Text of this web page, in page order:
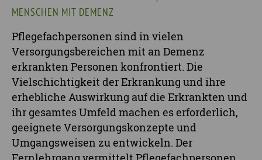
MENSCHEN MIT DEMENZ
Pflegefachpersonen sind in vielen
Versorgungsbereichen mit an Demenz
erkrankten Personen konfrontiert. Die
Vielschichtigkeit der Erkrankung und ihre
erhebliche Auswirkung auf die Erkrankten und
ihr gesamtes Umfeld machen es erforderlich,
geeignete Versorgungskonzepte und
Umgangsweisen zu entwickeln. Der